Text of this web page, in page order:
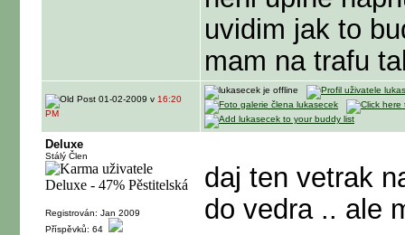
uvidim jak to
mam na trafu
01-02-2009 v 16:20
PM
Deluxe
Stálý Člen
Registrován: Jan 2009
Příspěvků: 64
daj ten vetrak
do vedra .. ale